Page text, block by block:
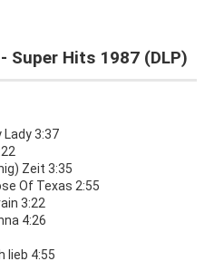
Super Hits 1987 (DLP)
Lady 3:37
Zeit 3:35
Of Texas 2:55
3:22
4:26
lieb 4:55